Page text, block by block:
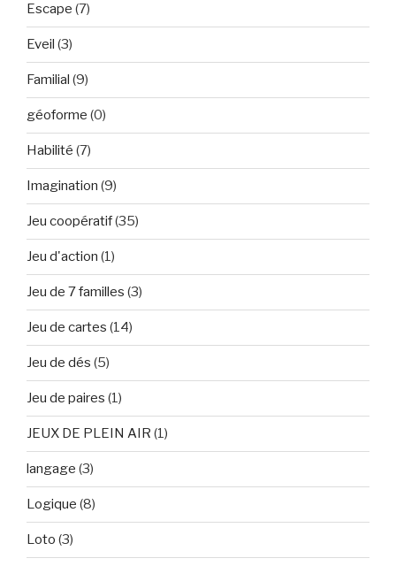
Escape (7)
Eveil (3)
Familial (9)
géoforme (0)
Habilité (7)
Imagination (9)
Jeu coopératif(35)
Jeu d'action (1)
Jeu de 7 familles (3)
Jeu de cartes (14)
Jeu de dés (5)
Jeu de paires (1)
JEUX DE PLEIN AIR (1)
langage (3)
Logique (8)
Loto (3)